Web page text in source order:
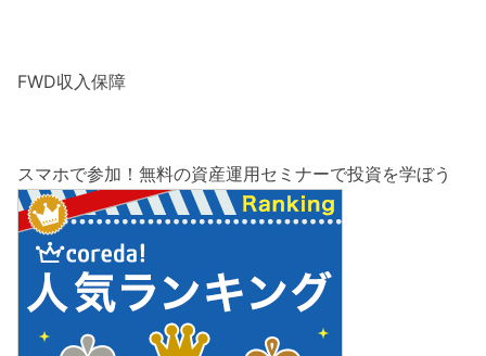
FWD収入保障
スマホで参加！無料の資産運用セミナーで投資を学ぼう